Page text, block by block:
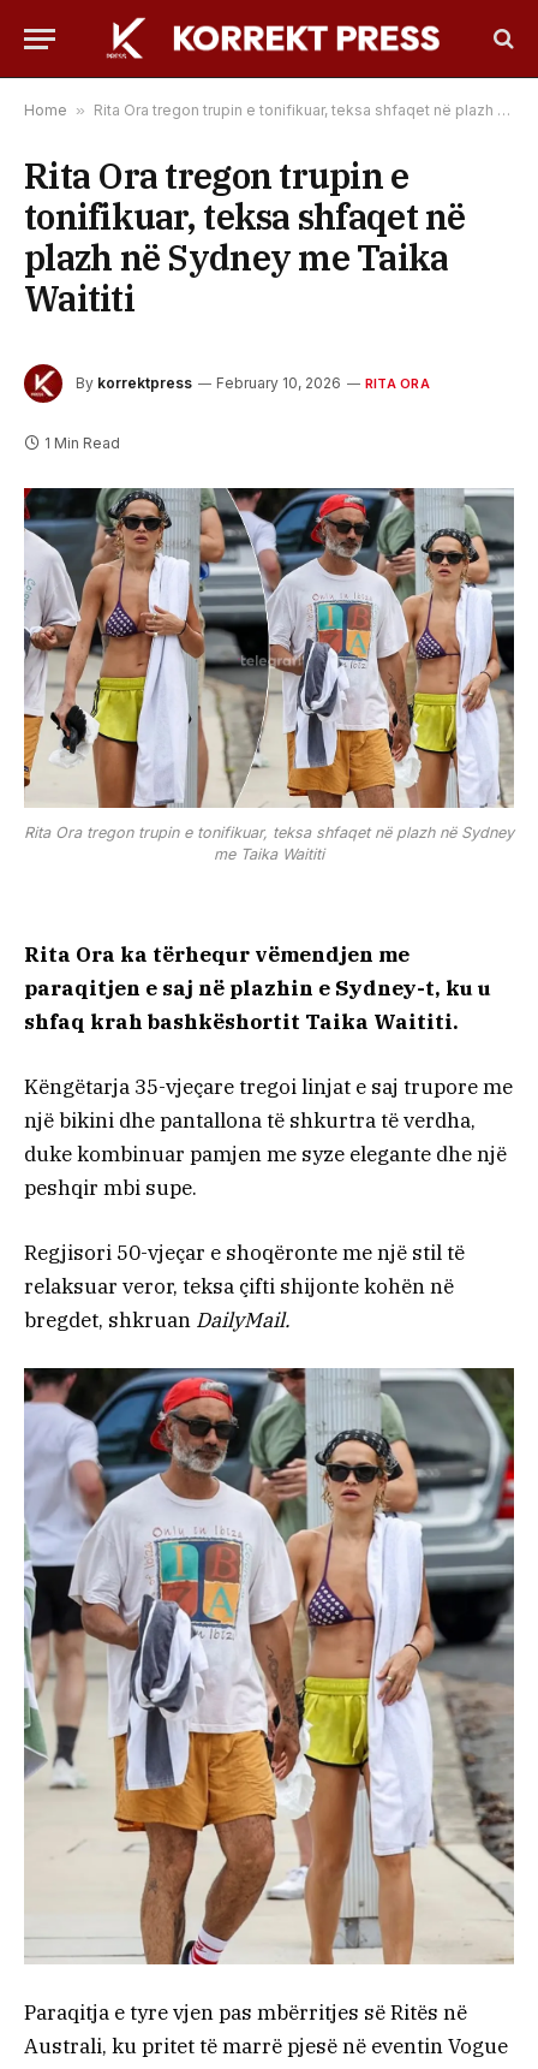
Home » Rita Ora tregon trupin e tonifikuar, teksa shfaqet në plazh në Sydney me Taika Waititi
Rita Ora tregon trupin e
tonifikuar, teksa shfaqet në
plazh në Sydney me Taika
Waititi
By korrektpress February 10, 2026 RITA ORA
1 Min Read
Rita Ora tregon trupin e tonifikuar, teksa shfaqet në plazh në Sydney
me Taika Waititi
Rita Ora ka tërhequr vëmendjen me
paraqitjen e saj në plazhin e Sydney-t, ku u
shfaq krah bashkëshortit Taika Waititi.
Këngëtarja 35-vjeçare tregoi linjat e saj trupore me
një bikini dhe pantallona të shkurtra të verdha,
duke kombinuar pamjen me syze elegante dhe një
peshqir mbi supe.
Regjisori 50-vjeçar e shoqëronte me një stil të
relaksuar veror, teksa çifti shijonte kohën në
bregdet, shkruan DailyMail.
Paraqitja e tyre vjen pas mbërritjes së Ritës në
Australi, ku pritet të marrë pjesë në eventin Vogue